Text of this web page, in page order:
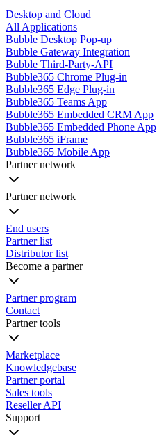
Desktop and Cloud
All Applications
Bubble Desktop Pop-up
Bubble Gateway Integration
Bubble Third-Party-API
Bubble365 Chrome Plug-in
Bubble365 Edge Plug-in
Bubble365 Teams App
Bubble365 Embedded CRM App
Bubble365 Embedded Phone App
Bubble365 iFrame
Bubble365 Mobile App
Partner network
Partner network
End users
Partner list
Distributor list
Become a partner
Partner program
Contact
Partner tools
Marketplace
Knowledgebase
Partner portal
Sales tools
Reseller API
Support